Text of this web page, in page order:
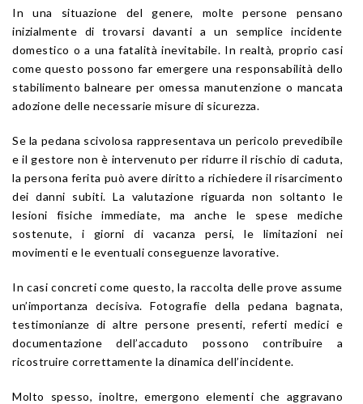
In una situazione del genere, molte persone pensano
inizialmente di trovarsi davanti a un semplice incidente
domestico o a una fatalità inevitabile. In realtà, proprio casi
come questo possono far emergere una responsabilità dello
stabilimento balneare per omessa manutenzione o mancata
adozione delle necessarie misure di sicurezza.
Se la pedana scivolosa rappresentava un pericolo prevedibile
e il gestore non è intervenuto per ridurre il rischio di caduta,
la persona ferita può avere diritto a richiedere il risarcimento
dei danni subiti. La valutazione riguarda non soltanto le
lesioni fisiche immediate, ma anche le spese mediche
sostenute, i giorni di vacanza persi, le limitazioni nei
movimenti e le eventuali conseguenze lavorative.
In casi concreti come questo, la raccolta delle prove assume
un’importanza decisiva. Fotografie della pedana bagnata,
testimonianze di altre persone presenti, referti medici e
documentazione dell’accaduto possono contribuire a
ricostruire correttamente la dinamica dell’incidente.
Molto spesso, inoltre, emergono elementi che aggravano